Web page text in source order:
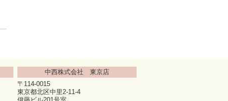
中西株式会社 東京店
〒114-0015
東京都北区中里2-11-4